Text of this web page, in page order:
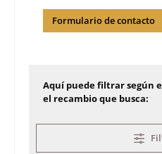
Formulario de contacto
Aquí puede filtrar según
el recambio que busca: